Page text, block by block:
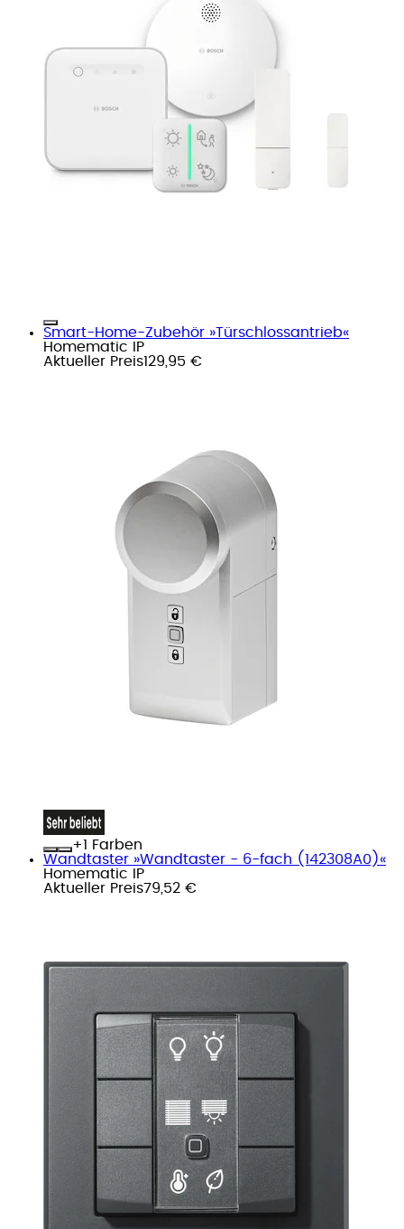
Smart-Home-Zubehör »Türschlossantrieb«
Homematic IP
Aktueller Preis129,95 €
+
Farben
Wandtaster »Wandtaster - 6-fach (142308A0)«
Homematic IP
Aktueller Preis79,52 €